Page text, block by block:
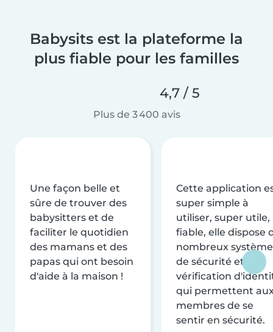
Babysits est la plateforme la
plus fiable pour les familles
4,7 / 5
Plus de 3 400 avis
Une façon belle et
sûre de trouver des
babysitters et de
faciliter le quotidien
des mamans et des
papas qui ont besoin
d'aide à la maison !
Cette application
super simple à
utiliser, super utile,
fiable, elle dispose
nombreux
de sécurité et de
vérification
qui permettent
membres de se
sentir en sécurité.